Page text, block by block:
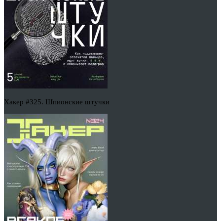
Хакер #325. Шпионские штучки